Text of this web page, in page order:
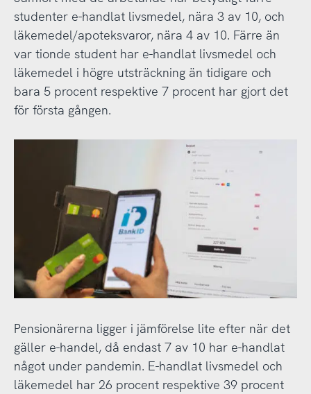
studenter e-handlat livsmedel, nära 3 av 10, och
läkemedel/apoteksvaror, nära 4 av 10. Färre än
var tionde student har e-handlat livsmedel och
läkemedel i högre utsträckning än tidigare och
bara 5 procent respektive 7 procent har gjort det
för första gången.
Pensionärerna ligger i jämförelse lite efter när det
gäller e-handel, då endast 7 av 10 har e-handlat
något under pandemin. E-handlat livsmedel och
läkemedel har 26 procent respektive 39 procent